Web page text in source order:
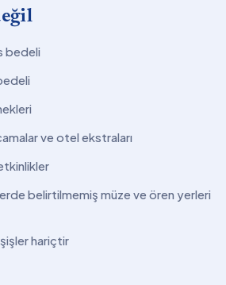
bedeli
ve otel ekstraları
belirtilmemiş müze ve ören yerleri
hariçtir